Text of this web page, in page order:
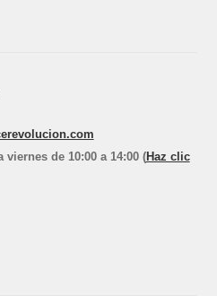
de 10:00 a 14:00 (Haz clic